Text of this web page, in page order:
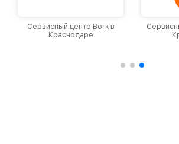
Сервисный центр Bork в
Краснодаре